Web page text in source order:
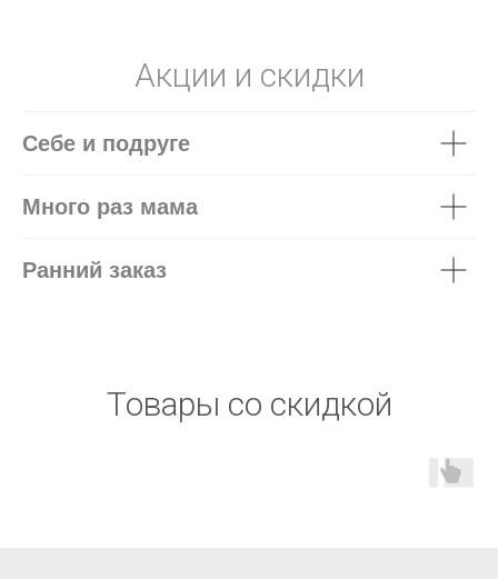
Акции и скидки
Себе и подруге
Много раз мама
Ранний заказ
Товары со скидкой